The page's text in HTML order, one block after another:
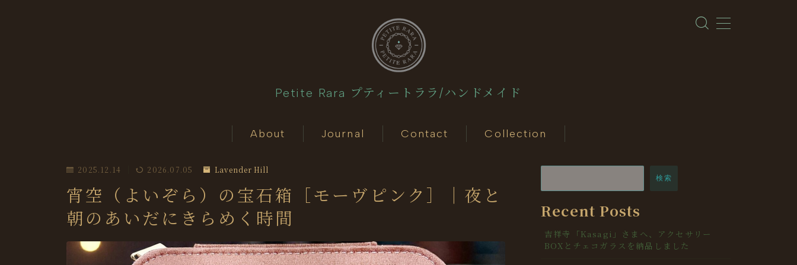
Petite Rara プティートララ/ハンドメイド
About Journal Contact Collection
Contact
2025.12.14 2026.07.05 Lavender Hill
宵空（よいぞら）の宝石箱［モーヴピンク］｜夜と
朝のあいだにきらめく時間
検索
Recent Posts
吉祥寺「Kasagi」さまへ、アクセサリー
BOXとチェコガラスを納品しました